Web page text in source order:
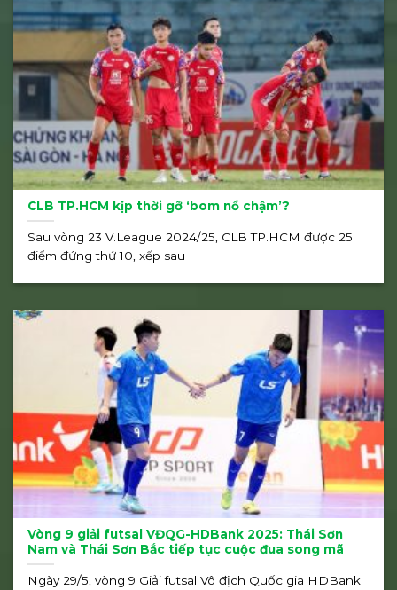
CLB TP.HCM kịp thời gỡ ‘bom nổ chậm’?
Sau vòng 23 V.League 2024/25, CLB TP.HCM được 25
điểm đứng thứ 10, xếp sau
Vòng 9 giải futsal VĐQG-HDBank 2025: Thái Sơn
Nam và Thái Sơn Bắc tiếp tục cuộc đua song mã
Ngày 29/5, vòng 9 Giải futsal Vô địch Quốc gia HDBank